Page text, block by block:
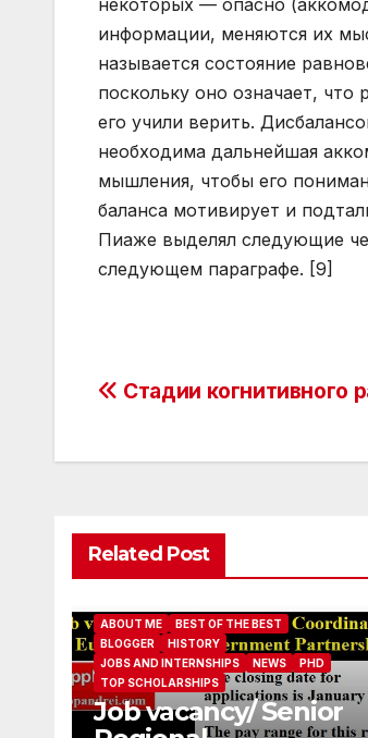
некоторых — опасно
информации, меняются их
называется состояние
поскольку оно означает, что
его учили верить.
необходима дальнейшая
мышления, чтобы его
баланса мотивирует и
Пиаже выделял следующие
следующем параграфе. [9]
Post
Стадии когнитивного
Related Post
ABOUT ME
BEST OF THE BEST
BLOGGER
HISTORY
JOBS AND INTERNSHIPS
NEWS
PHD
TOP SCHOLARSHIPS
Job vacancy/ Senior